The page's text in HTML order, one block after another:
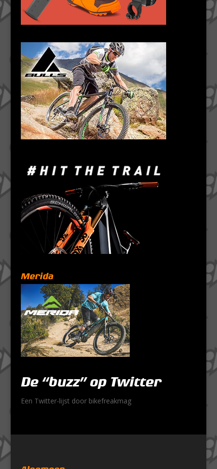
Merida
De “buzz” op Twitter
Een Twitter-lijst door bikefreakmag